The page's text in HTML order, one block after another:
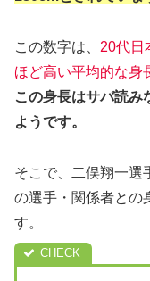
この数字は、 20代日
ほど高い平均的な身
この身長はサバ読み
ようです。
そこで、二俣翔一選
の選手・関係者との
す。